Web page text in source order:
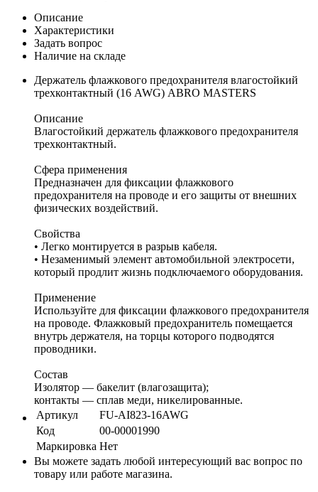
Описание
Характеристики
Задать вопрос
Наличие на складе
Держатель флажкового предохранителя влагостойкий
трехконтактный (16 AWG) ABRO MASTERS
Описание
Влагостойкий держатель флажкового предохранителя
трехконтактный.
Сфера применения
Предназначен для фиксации флажкового
предохранителя на проводе и его защиты от внешних
физических воздействий.
Свойства
• Легко монтируется в разрыв кабеля.
• Незаменимый элемент автомобильной электросети,
который продлит жизнь подключаемого оборудования.
Применение
Используйте для фиксации флажкового предохранителя
на проводе. Флажковый предохранитель помещается
внутрь держателя, на торцы которого подводятся
проводники.
Состав
Изолятор — бакелит (влагозащита);
контакты — сплав меди, никелированные.
Артикул
FU-AI823-16AWG
Код
00-00001990
Маркировка Нет
Вы можете задать любой интересующий вас вопрос по
товару или работе магазина.